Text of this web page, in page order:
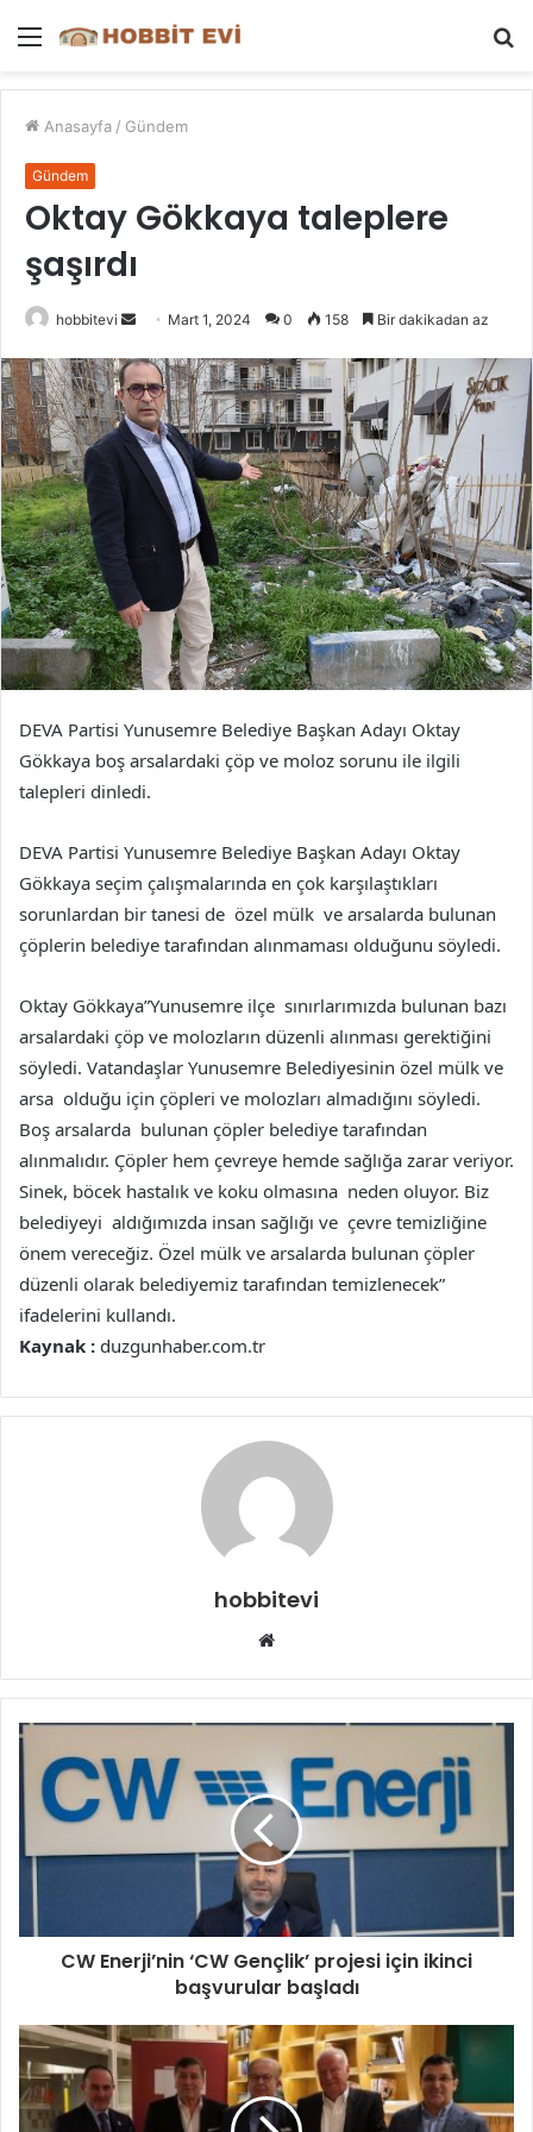
Menü
Anasayfa / Gündem
Gündem
Oktay Gökkaya taleplere
şaşırdı
hobbitevi
Bir
posta
göndermek
Mart 1, 2024 0 158 Bir dakikadan az
DEVA Partisi Yunusemre Belediye Başkan Adayı Oktay
Gökkaya boş arsalardaki çöp ve moloz sorunu ile ilgili
talepleri dinledi.
DEVA Partisi Yunusemre Belediye Başkan Adayı Oktay
Gökkaya seçim çalışmalarında en çok karşılaştıkları
sorunlardan bir tanesi de özel mülk ve arsalarda bulunan
çöplerin belediye tarafından alınmaması olduğunu söyledi.
Oktay Gökkaya”Yunusemre ilçe sınırlarımızda bulunan bazı
arsalardaki çöp ve molozların düzenli alınması gerektiğini
söyledi. Vatandaşlar Yunusemre Belediyesinin özel mülk ve
arsa olduğu için çöpleri ve molozları almadığını söyledi.
Boş arsalarda bulunan çöpler belediye tarafından
alınmalıdır. Çöpler hem çevreye hemde sağlığa zarar veriyor.
Sinek, böcek hastalık ve koku olmasına neden oluyor. Biz
belediyeyi aldığımızda insan sağlığı ve çevre temizliğine
önem vereceğiz. Özel mülk ve arsalarda bulunan çöpler
düzenli olarak belediyemiz tarafından temizlenecek”
ifadelerini kullandı.
Kaynak : duzgunhaber.com.tr
hobbitevi
Web
CW Enerji’nin ‘CW Gençlik’ projesi için ikinci
başvurular başladı